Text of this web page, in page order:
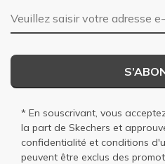
Adresse e-mail
* En souscrivant, vous
la part de Skechers et
confidentialité et conditions
peuvent être exclus des